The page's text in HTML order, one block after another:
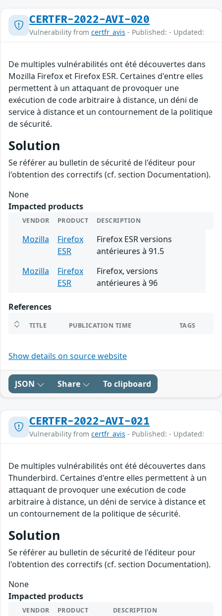
CERTFR-2022-AVI-020
Vulnerability from certfr_avis - Published: - Updated:
De multiples vulnérabilités ont été découvertes dans
Mozilla Firefox et Firefox ESR. Certaines d'entre elles
permettent à un attaquant de provoquer une
exécution de code arbitraire à distance, un déni de
service à distance et un contournement de la politique
de sécurité.
Solution
Se référer au bulletin de sécurité de l'éditeur pour
l'obtention des correctifs (cf. section Documentation).
None
Impacted products
VENDOR PRODUCT DESCRIPTION
Mozilla
Firefox
ESR
Firefox ESR versions
antérieures à 91.5
Mozilla
Firefox
ESR
Firefox, versions
antérieures à 96
References
TITLE PUBLICATION TIME TAGS
Show details on source website
JSON Share To clipboard
CERTFR-2022-AVI-021
Vulnerability from certfr_avis - Published: - Updated:
De multiples vulnérabilités ont été découvertes dans
Thunderbird. Certaines d'entre elles permettent à un
attaquant de provoquer une exécution de code
arbitraire à distance, un déni de service à distance et
un contournement de la politique de sécurité.
Solution
Se référer au bulletin de sécurité de l'éditeur pour
l'obtention des correctifs (cf. section Documentation).
None
Impacted products
VENDOR PRODUCT DESCRIPTION